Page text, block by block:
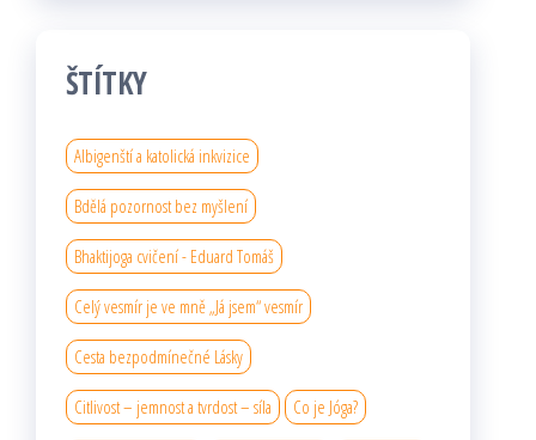
ŠTÍTKY
Albigenští a katolická inkvizice
Bdělá pozornost bez myšlení
Bhaktijoga cvičení - Eduard Tomáš
Celý vesmír je ve mně „Já jsem“ vesmír
Cesta bezpodmínečné Lásky
Citlivost – jemnost a tvrdost – síla Co je Jóga?